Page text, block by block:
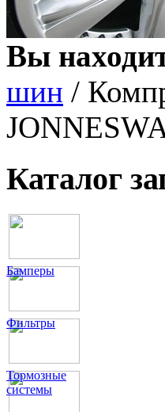
Вы
шин /
Каталог
Бамперы
Фильтры
Тормозные
системы